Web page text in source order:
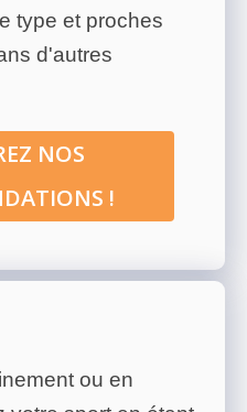
type et proches
d'autres
NOS
!
ou en